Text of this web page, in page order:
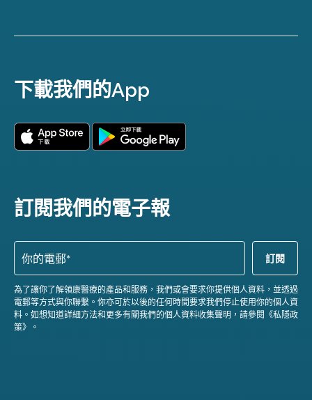
下載我們的App
訂閱我們的電子報
為了讓你了解領康醫療的產品和服務，我們或會要求你提供個人資料，並透過
電郵等方式與你聯繫。你亦可於以後的任何時間要求我們停止使用你的個人資
料。如想知道詳細方法和更多有關我們的個人資料收集聲明，請參閱《私隱政
策》。